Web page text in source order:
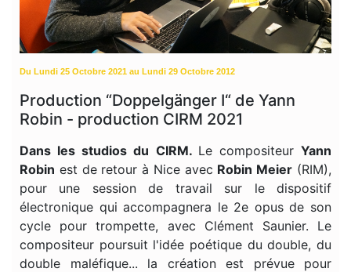
Du Lundi 25 Octobre 2021 au Lundi 29 Octobre 2012
Production “Doppelgänger I“ de Yann
Robin - production CIRM 2021
Dans les studios du CIRM. Le compositeurYann
Robin est de retour à Nice avec Robin Meier (RIM),
pour une session de travail sur le dispositif
électronique qui accompagnera le 2e opus de son
cycle pour trompette, avec Clément Saunier. Le
compositeur poursuit l'idée poétique du double, du
double maléfique... la création est prévue pour